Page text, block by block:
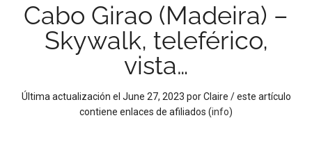
Cabo Girao (Madeira) –
Skywalk, teleférico,
vista…
Última actualización el June 27, 2023 porClaire / este artículo
contiene enlaces de afiliados (info)